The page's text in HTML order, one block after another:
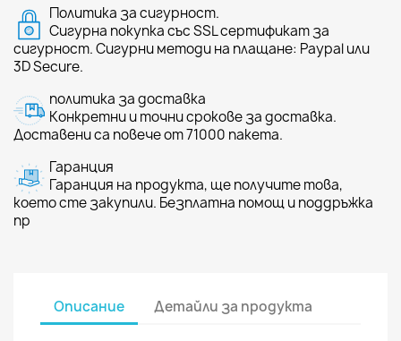
Политика за сигурност.
Сигурна покупка със SSL сертификат за
сигурност. Сигурни методи на плащане: Paypal или
3D Secure.
политика за доставка
Конкретни и точни срокове за доставка.
Доставени са повече от 71000 пакета.
Гаранция
Гаранция на продукта, ще получите това,
което сте закупили. Безплатна помощ и поддръжка
пр
Описание Детайли за продукта